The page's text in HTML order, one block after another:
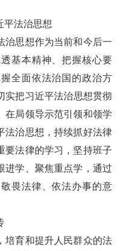
平法治思想
治思想作为当前和今后一
基本精神、把握核心要
全面依法治国的政治方
实把习近平法治思想贯彻
在局领导示范引领和领学
法治思想，持续抓好法律
要法律的学习，坚持班子
进学、聚焦重点学，通过
敬畏法律、依法办事的意
培育和提升人民群众的法